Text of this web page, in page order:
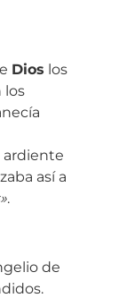
Dios los
los
ardiente
así a
de